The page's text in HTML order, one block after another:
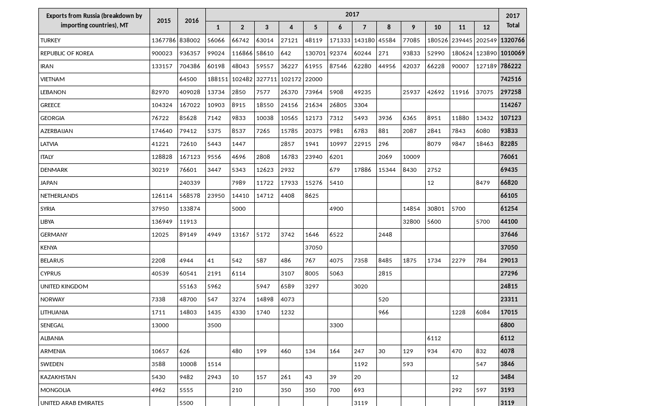
Exports from Russia (breakdown by
importing countries), MT
2015 2016
2017
2017
Total
1 2 3 4 5 6 7 8 9 10 11
12
TURKEY
1367786 838002 56066 66742 63014 27121 48119 171333 143180 45584 77085 180526 239445 202549
1320766
REPUBLIC OF KOREA
900023 936357 99024 116866 58610 642 130701 92374 60244 271 93833 52990 180624 123890
1010069
IRAN
133157 704386 60198 48043 59557 36227 61955 87546 62280 44956 42037 66228 90007 127189 786222
VIETNAM
64500 188151 102482 327711 102172 22000
742516
LEBANON
82970 409028 13734 2850 7577 26370 73964 5908 49235 25937 42692 11916 37075
297258
GREECE
104324 167022 10903 8915 18550 24156 21634 26805 3304
114267
GEORGIA
76722 85628 7142 9833 10038 10565 12173 7312 5493 3936 6365 8951 11880 13432
107123
AZERBAIJAN
174640 79412 5375 8537 7265 15785 20375 9981 6783 881 2087 2841 7843 6080
93833
LATVIA
41221 72610 5443 1447 2857 1941 10997 22915 296 8079 9847 18463
82285
ITALY
128828 167123 9556 4696 2808 16783 23940 6201 2069 10009
76061
DENMARK
30219 76601 3447 5343 12623 2932 679 17886 15344 8430 2752
69435
JAPAN
240339 7989 11722 17933 15276 5410 12 8479
66820
NETHERLANDS
126114 568578 23950 14410 14712 4408 8625
66105
SYRIA
37950 133874 5000 4900 14854 30801 5700
61254
LIBYA
136949 11913 32800 5600 5700
44100
GERMANY
12025 89149 4949 13167 5172 3742 1646 6522 2448
37646
KENYA
37050
37050
BELARUS
2208 4944 41 542 587 486 767 4075 7358 8485 1875 1734 2279 784
29013
CYPRUS
40539 60541 2191 6114 3107 8005 5063 2815
27296
UNITED KINGDOM
55163 5962 5947 6589 3297 3020
24815
NORWAY
7338 48700 547 3274 14898 4073 520
23311
LITHUANIA
1711 14803 1435 4330 1740 1232 966 1228 6084
17015
SENEGAL
13000 3500 3300
6800
ALBANIA
6112
6112
ARMENIA
10657 626 480 199 460 134 164 247 30 129 934 470 832
4078
SWEDEN
3588 10008 1514 1192 593 547
3846
KAZAKHSTAN
5430 9482 2943 10 157 261 43 39 20 12
3484
MONGOLIA
4962 5555 210 350 350 700 693 292 597
3193
UNITED ARAB EMIRATES
5500 3119
3119